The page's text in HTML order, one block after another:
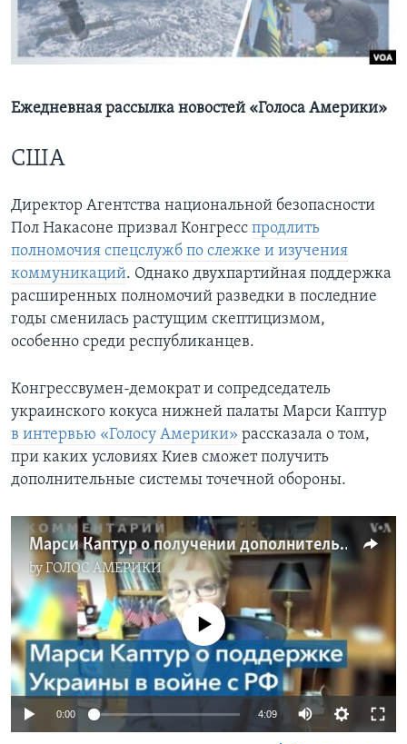
Learning English
Языки
Ежедневная рассылка новостей «Голоса Америки»
США
Директор Агентства национальной безопасности
Пол Накасоне призвал Конгресс продлить
полномочия спецслужб по слежке и изучения
коммуникаций. Однако двухпартийная поддержка
расширенных полномочий разведки в последние
годы сменилась растущим скептицизмом,
особенно среди республиканцев.
Конгрессвумен-демократ и сопредседатель
украинского кокуса нижней палаты Марси Каптур
в интервью «Голосу Америки» рассказала о том,
при каких условиях Киев сможет получить
дополнительные системы точечной обороны.
Марси Каптур о получении дополнительных систем «Патриот»: это не чудо, которое произойдет за одну ночь
byГОЛОС АМЕРИКИ
No media source currently available
0:00 4:09